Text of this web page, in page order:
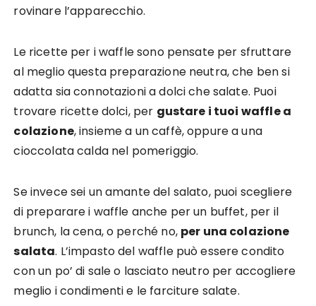
rovinare l’apparecchio.
Le ricette per i waffle sono pensate per sfruttare
al meglio questa preparazione neutra, che ben si
adatta sia connotazioni a dolci che salate. Puoi
trovare ricette dolci, per gustare i tuoi waffle a
colazione, insieme a un caffè, oppure a una
cioccolata calda nel pomeriggio.
Se invece sei un amante del salato, puoi scegliere
di preparare i waffle anche per un buffet, per il
brunch, la cena, o perché no, per una colazione
salata. L’impasto del waffle può essere condito
con un po’ di sale o lasciato neutro per accogliere
meglio i condimenti e le farciture salate.